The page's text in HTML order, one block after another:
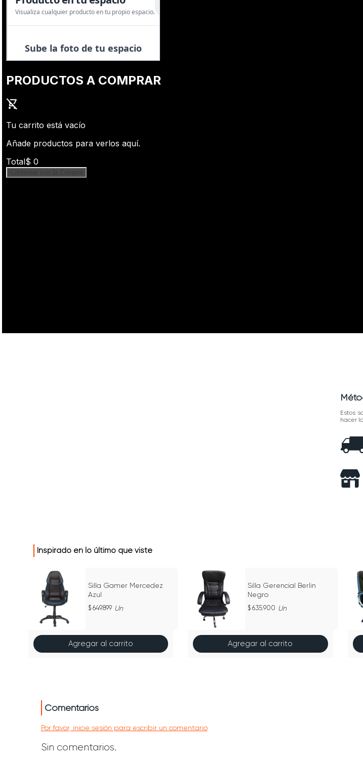
Estos
hacer
Inspirado en lo último que viste
Silla Gamer Mercedez
Azul
649.899 Un
Agregar al carrito
Silla Gerencial Berlin
Negro
635.900 Un
Agregar al carrito
Comentarios
Por favor, inicie sesión para escribir un comentario
Sin comentarios.